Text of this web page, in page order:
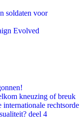
soldaten voor
Evolved
kneuzing of breuk
rechtsorde
deel 4